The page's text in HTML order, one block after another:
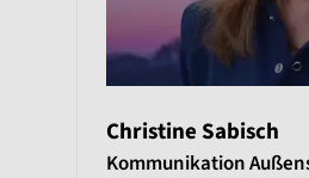
Christine Sabisch
Kommunikation